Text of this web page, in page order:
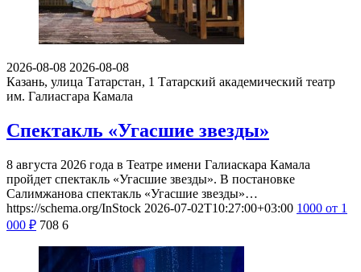
2026-08-08 2026-08-08
Казань, улица Татарстан, 1 Татарский академический театр
им. Галиасгара Камала
Спектакль «Угасшие звезды»
8 августа 2026 года в Театре имени Галиаскара Камала
пройдет спектакль «Угасшие звезды». В постановке
Салимжанова спектакль «Угасшие звезды»…
https://schema.org/InStock 2026-07-02T10:27:00+03:00 1000 от 1
000 ₽ 708 6